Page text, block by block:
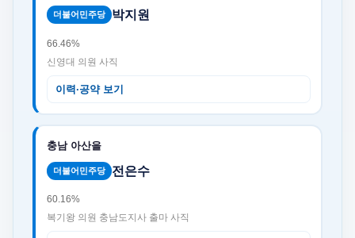
더불어민주당 박지원
66.46%
신영대 의원 사직
이력·공약 보기
충남 아산을
더불어민주당 전은수
60.16%
복기왕 의원 충남도지사 출마 사직